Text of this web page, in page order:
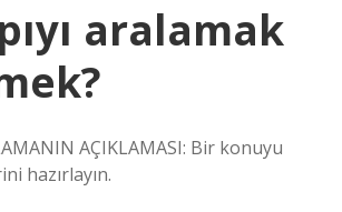
aralamak
AÇIKLAMASI: Bir konuyu
hazırlayın.